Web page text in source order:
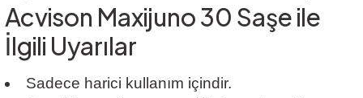
Acvison Maxijuno 30 Saşe ile
İlgili Uyarılar
Sadece harici kullanım içindir.